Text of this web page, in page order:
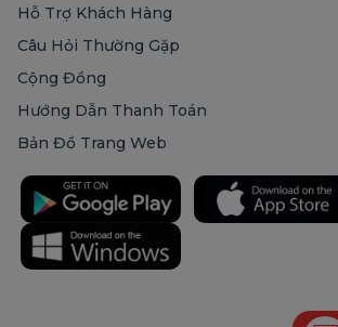
Hỗ Trợ Khách Hàng
Câu Hỏi Thường Gặp
Cộng Đồng
Hướng Dẫn Thanh Toán
Bản Đồ Trang Web